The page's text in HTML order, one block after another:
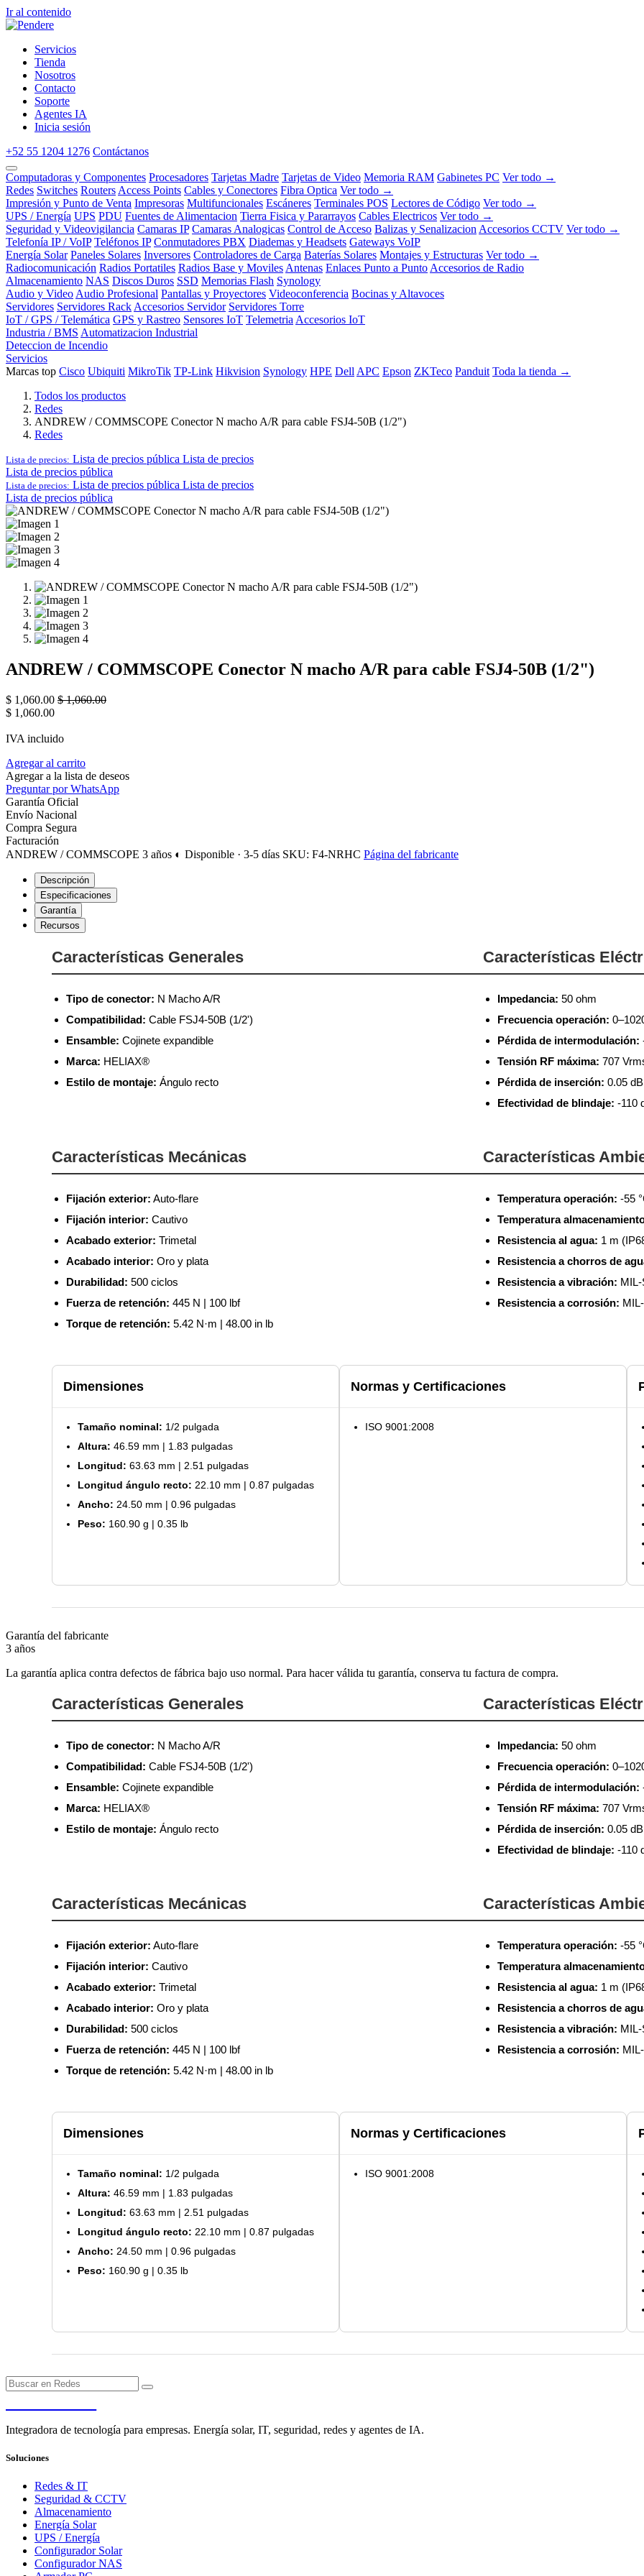
Ir al contenido
Servicios
Tienda
Nosotros
Contacto
Soporte
Agentes IA
Inicia sesión
+52 55 1204 1276 Contáctanos
Computadoras y Componentes Procesadores Tarjetas Madre Tarjetas de Video Memoria RAM Gabinetes PC Ver todo →
Redes Switches Routers Access Points Cables y Conectores Fibra Optica Ver todo →
Impresión y Punto de Venta Impresoras Multifuncionales Escáneres Terminales POS Lectores de Código Ver todo →
UPS / Energía UPS PDU Fuentes de Alimentacion Tierra Fisica y Pararrayos Cables Electricos Ver todo →
Seguridad y Videovigilancia Camaras IP Camaras Analogicas Control de Acceso Balizas y Senalizacion Accesorios CCTV Ver todo →
Telefonía IP / VoIP Teléfonos IP Conmutadores PBX Diademas y Headsets Gateways VoIP
Energía Solar Paneles Solares Inversores Controladores de Carga Baterías Solares Montajes y Estructuras Ver todo →
Radiocomunicación Radios Portatiles Radios Base y Moviles Antenas Enlaces Punto a Punto Accesorios de Radio
Almacenamiento NAS Discos Duros SSD Memorias Flash Synology
Audio y Video Audio Profesional Pantallas y Proyectores Videoconferencia Bocinas y Altavoces
Servidores Servidores Rack Accesorios Servidor Servidores Torre
IoT / GPS / Telemática GPS y Rastreo Sensores IoT Telemetria Accesorios IoT
Industria / BMS Automatizacion Industrial
Deteccion de Incendio
Servicios
Marcas top Cisco Ubiquiti MikroTik TP-Link Hikvision Synology HPE Dell APC Epson ZKTeco Panduit Toda la tienda →
Todos los productos
Redes
ANDREW / COMMSCOPE Conector N macho A/R para cable FSJ4-50B (1/2")
Redes
Lista de precios: Lista de precios pública Lista de precios
Lista de precios pública
Lista de precios: Lista de precios pública Lista de precios
Lista de precios pública
ANDREW / COMMSCOPE Conector N macho A/R para cable FSJ4-50B (1/2")
$ 1,060.00 $1,060.00
$ 1,060.00
IVA incluido
Agregar al carrito
Agregar a la lista de deseos
Preguntar por WhatsApp
Garantía Oficial
Envío Nacional
Compra Segura
Facturación
ANDREW / COMMSCOPE 3 años ◐ Disponible · 3-5 días SKU: F4-NRHC Página del fabricante
Descripción
Especificaciones
Garantía
Recursos
Características Generales
Tipo de conector: N Macho A/R
Compatibilidad: Cable FSJ4-50B (1/2')
Ensamble: Cojinete expandible
Marca: HELIAX®
Estilo de montaje: Ángulo recto
Características
Impedancia: 50 ohm
Frecuencia operación:
Pérdida de intermodulación:
Tensión RF máxima: 707
Pérdida de inserción: 0.05 dB
Efectividad de blindaje: -110
Características Mecánicas
Fijación exterior: Auto-flare
Fijación interior: Cautivo
Acabado exterior: Trimetal
Acabado interior: Oro y plata
Durabilidad: 500 ciclos
Fuerza de retención: 445 N | 100 lbf
Torque de retención: 5.42 N·m | 48.00 in lb
Características
Temperatura operación: -55
Temperatura
Resistencia al agua: 1 m
Resistencia a chorros de
Resistencia a vibración:
Resistencia a corrosión:
Dimensiones
Tamaño nominal: 1/2 pulgada
Altura: 46.59 mm | 1.83 pulgadas
Longitud: 63.63 mm | 2.51 pulgadas
Longitud ángulo recto: 22.10 mm | 0.87 pulgadas
Ancho: 24.50 mm | 0.96 pulgadas
Peso: 160.90 g | 0.35 lb
Normas y Certificaciones
ISO 9001:2008
Garantía del fabricante
3 años
La garantía aplica contra defectos de fábrica bajo uso normal. Para hacer válida tu garantía, conserva tu factura de compra.
Características Generales
Tipo de conector: N Macho A/R
Compatibilidad: Cable FSJ4-50B (1/2')
Ensamble: Cojinete expandible
Marca: HELIAX®
Estilo de montaje: Ángulo recto
Características
Impedancia: 50 ohm
Frecuencia operación:
Pérdida de intermodulación:
Tensión RF máxima: 707
Pérdida de inserción: 0.05 dB
Efectividad de blindaje: -110
Características Mecánicas
Fijación exterior: Auto-flare
Fijación interior: Cautivo
Acabado exterior: Trimetal
Acabado interior: Oro y plata
Durabilidad: 500 ciclos
Fuerza de retención: 445 N | 100 lbf
Torque de retención: 5.42 N·m | 48.00 in lb
Características
Temperatura operación: -55
Temperatura
Resistencia al agua: 1 m
Resistencia a chorros de
Resistencia a vibración:
Resistencia a corrosión:
Dimensiones
Tamaño nominal: 1/2 pulgada
Altura: 46.59 mm | 1.83 pulgadas
Longitud: 63.63 mm | 2.51 pulgadas
Longitud ángulo recto: 22.10 mm | 0.87 pulgadas
Ancho: 24.50 mm | 0.96 pulgadas
Peso: 160.90 g | 0.35 lb
Normas y Certificaciones
ISO 9001:2008
Integradora de tecnología para empresas. Energía solar, IT, seguridad, redes y agentes de IA.
Soluciones
Redes & IT
Seguridad & CCTV
Almacenamiento
Energía Solar
UPS / Energía
Configurador Solar
Configurador NAS